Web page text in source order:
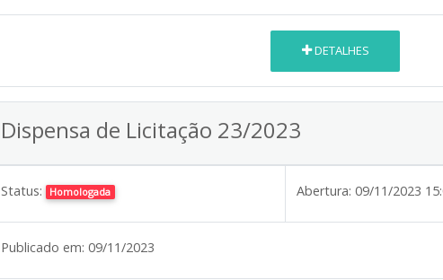
DETALHES
Dispensa de Licitação 23/2023
Status: Homologada Abertura: 09/11/2023
Publicado em: 09/11/2023